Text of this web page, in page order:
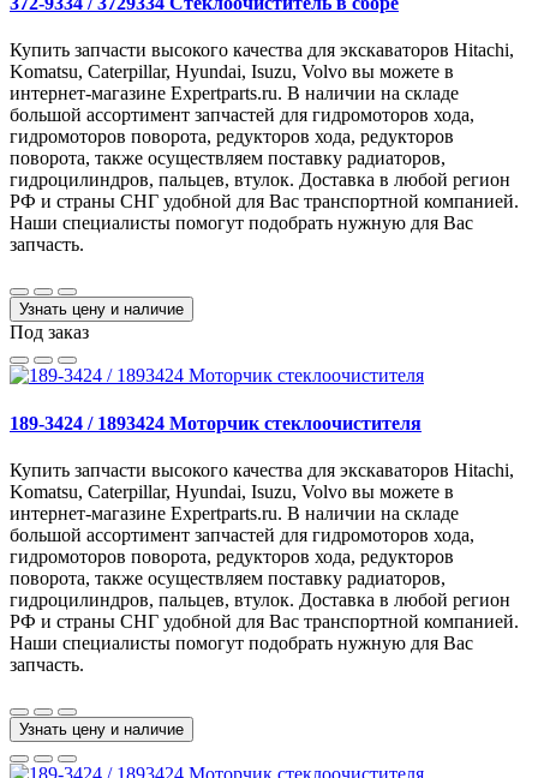
Купить запчасти высокого качества для экскаваторов Hitachi,
Komatsu, Caterpillar, Hyundai, Isuzu, Volvo вы можете в
интернет-магазине Expertparts.ru. В наличии на складе
большой ассортимент запчастей для гидромоторов хода,
гидромоторов поворота, редукторов хода, редукторов
поворота, также осуществляем поставку радиаторов,
гидроцилиндров, пальцев, втулок. Доставка в любой регион
РФ и страны СНГ удобной для Вас транспортной компанией.
Наши специалисты помогут подобрать нужную для Вас
запчасть.
Узнать цену и наличие
Под заказ
189-3424 / 1893424 Моторчик стеклоочистителя
Купить запчасти высокого качества для экскаваторов Hitachi,
Komatsu, Caterpillar, Hyundai, Isuzu, Volvo вы можете в
интернет-магазине Expertparts.ru. В наличии на складе
большой ассортимент запчастей для гидромоторов хода,
гидромоторов поворота, редукторов хода, редукторов
поворота, также осуществляем поставку радиаторов,
гидроцилиндров, пальцев, втулок. Доставка в любой регион
РФ и страны СНГ удобной для Вас транспортной компанией.
Наши специалисты помогут подобрать нужную для Вас
запчасть.
Узнать цену и наличие